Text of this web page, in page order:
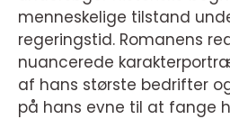
menneskelige tilstand
regeringstid. Romanens
nuancerede
af hans største bedrifter
på hans evne til at fange